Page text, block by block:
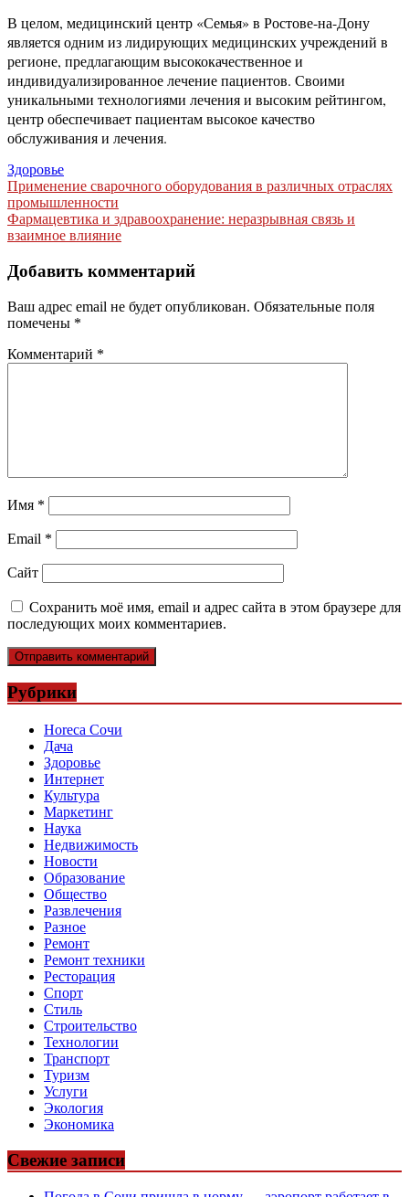
В целом, медицинский центр «Семья» в Ростове-на-Дону
является одним из лидирующих медицинских учреждений в
регионе, предлагающим высококачественное и
индивидуализированное лечение пациентов. Своими
уникальными технологиями лечения и высоким рейтингом,
центр обеспечивает пациентам высокое качество
обслуживания и лечения.
Здоровье
Навигация
по
записям
Применение сварочного оборудования в различных отраслях
промышленности
Фармацевтика и здравоохранение: неразрывная связь и
взаимное влияние
Добавить комментарий
Ваш адрес email не будет опубликован. Обязательные поля
помечены *
Комментарий *
Имя *
Email *
Сайт
Сохранить моё имя, email и адрес сайта в этом браузере для
последующих моих комментариев.
Рубрики
Horeca Сочи
Дача
Здоровье
Интернет
Культура
Маркетинг
Наука
Недвижимость
Новости
Образование
Общество
Развлечения
Разное
Ремонт
Ремонт техники
Ресторация
Спорт
Стиль
Строительство
Технологии
Транспорт
Туризм
Услуги
Экология
Экономика
Свежие записи